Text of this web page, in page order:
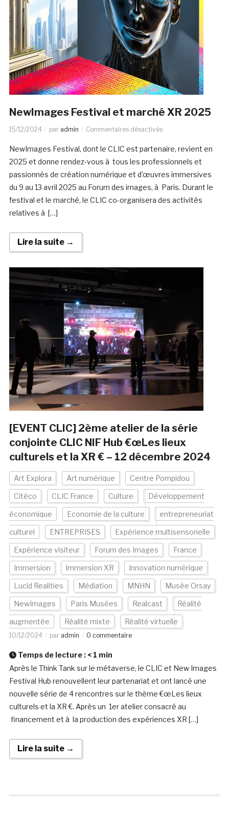
NewImages Festival et marché XR 2025
15/12/2024 par admin Commentaires désactivés
NewImages Festival, dont le CLIC est partenaire, revient en
2025 et donne rendez-vous à tous les professionnels et
passionnés de création numérique et d’œuvres immersives
du 9 au 13 avril 2025 au Forum des images, à Paris. Durant le
festival et le marché, le CLIC co-organisera des activités
relatives à […]
Lire la suite →
[EVENT CLIC] 2ème atelier de la série
conjointe CLIC NIF Hub €œLes lieux
culturels et la XR € – 12 décembre 2024
Art Explora Art numérique Centre Pompidou
Citéco CLIC France Culture Développement
économique Economie de la culture entrepreneuriat
culturel ENTREPRISES Expérience multisensorielle
Expérience visiteur Forum des Images France
Immersion Immersion XR Innovation numérique
Lucid Realities Médiation MNHN Musée Orsay
NewImages Paris Musées Realcast Réalité
augmentée Réalité mixte Réalité virtuelle
10/12/2024 par admin 0 commentaire
Temps de lecture : < 1 min
Après le Think Tank sur le métaverse, le CLIC et New Images
Festival Hub renouvellent leur partenariat et ont lancé une
nouvelle série de 4 rencontres sur le thème €œLes lieux
culturels et la XR €. Après un 1er atelier consacré au
financement et à la production des expériences XR […]
Lire la suite →